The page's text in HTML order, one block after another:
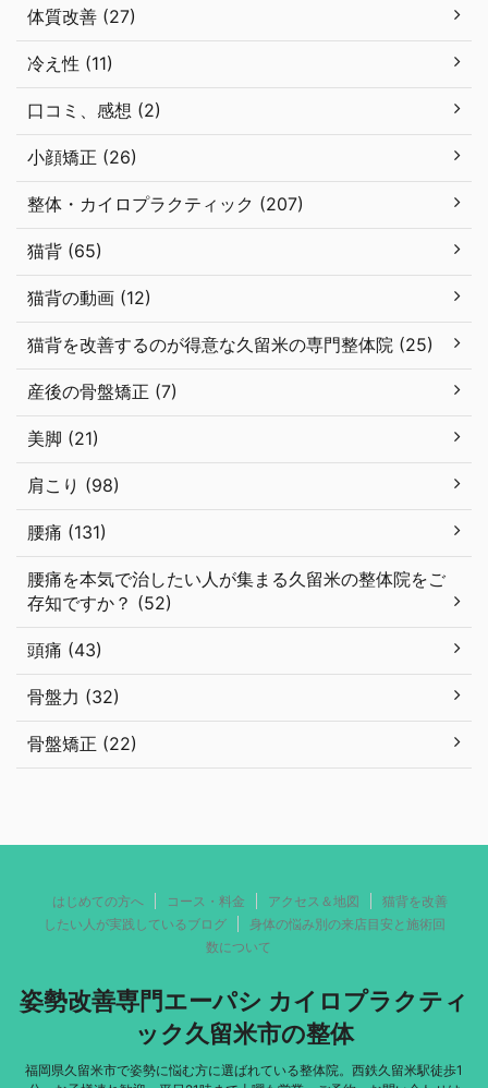
体質改善 (27)
冷え性 (11)
口コミ、感想 (2)
小顔矯正 (26)
整体・カイロプラクティック (207)
猫背 (65)
猫背の動画 (12)
猫背を改善するのが得意な久留米の専門整体院 (25)
産後の骨盤矯正 (7)
美脚 (21)
肩こり (98)
腰痛 (131)
腰痛を本気で治したい人が集まる久留米の整体院をご
存知ですか？ (52)
頭痛 (43)
骨盤力 (32)
骨盤矯正 (22)
はじめての方へ コース・料金 アクセス＆地図
猫背を改善
したい人が実践しているブログ
身体の悩み別の来店目安と施術回
数について
姿勢改善専門エーパシ カイロプラクティ
ック久留米市の整体
福岡県久留米市で姿勢に悩む方に選ばれている整体院。西鉄久留米駅徒歩1